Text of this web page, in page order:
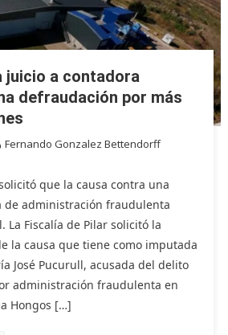
juicio a contadora
defraudación por más
Fernando Gonzalez Bettendorff
que la causa contra una
de administración fraudulenta
La Fiscalía de Pilar solicitó la
la causa que tiene como imputada
José Pucurull, acusada del delito
administración fraudulenta en
Hongos […]